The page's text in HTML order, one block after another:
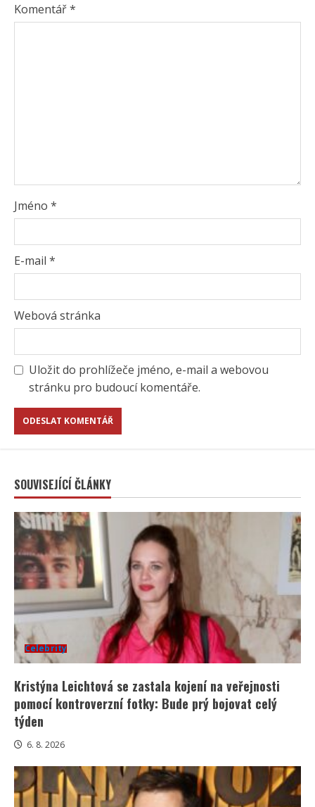
Komentář*
Jméno *
E-mail *
Webová stránka
Uložit do prohlížeče jméno, e-mail a webovou
stránku pro budoucí komentáře.
SOUVISEJÍCÍ ČLÁNKY
Celebrity
Kristýna Leichtová se zastala kojení na veřejnosti
pomocí kontroverzní fotky: Bude prý bojovat celý
týden
6. 8. 2026